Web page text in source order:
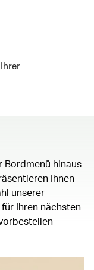
Bordmenü hinaus
Ihnen
unserer
Ihren nächsten